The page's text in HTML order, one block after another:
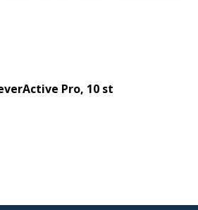
Pro, 10 st